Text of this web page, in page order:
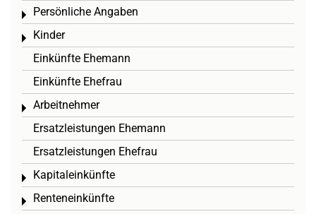
Persönliche Angaben
Toggle menu
Kinder
Toggle menu
Einkünfte Ehemann
Einkünfte Ehefrau
Arbeitnehmer
Toggle menu
Ersatzleistungen Ehemann
Ersatzleistungen Ehefrau
Kapitaleinkünfte
Toggle menu
Renteneinkünfte
Toggle menu